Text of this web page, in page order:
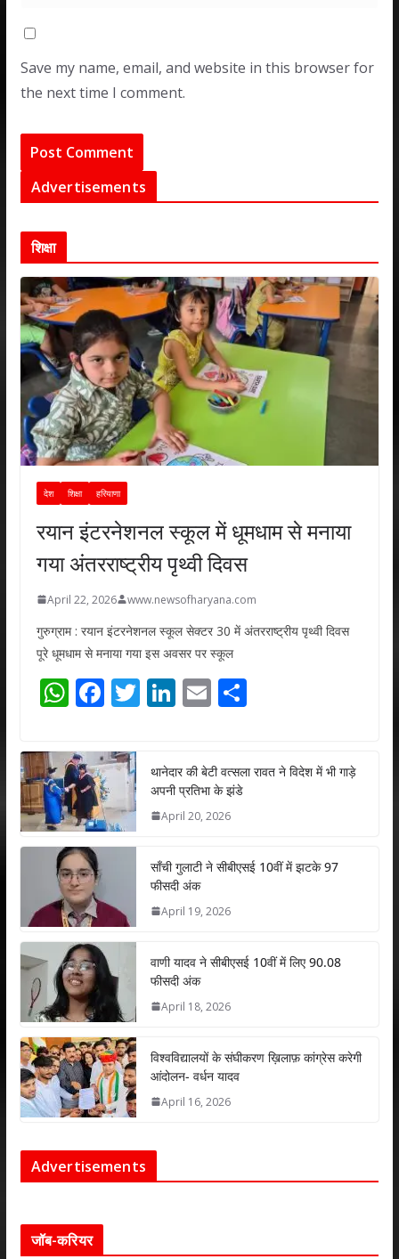
Save my name, email, and website in this browser for
the next time I comment.
Advertisements
शिक्षा
देश शिक्षा हरियाणा
रयान इंटरनेशनल स्कूल में धूमधाम से मनाया
गया अंतरराष्ट्रीय पृथ्वी दिवस
April 22, 2026 www.newsofharyana.com
गुरुग्राम : रयान इंटरनेशनल स्कूल सेक्टर 30 में अंतरराष्ट्रीय पृथ्वी दिवस
पूरे धूमधाम से मनाया गया इस अवसर पर स्कूल
W
at
s
A
p
p
F
e
b
o
o
T
er
Li
e
dI
E
l
S
e
थानेदार की बेटी वत्सला रावत ने विदेश में भी गाड़े
अपनी प्रतिभा के झंडे
April 20, 2026
साँची गुलाटी ने सीबीएसई 10वीं में झटके 97
फीसदी अंक
April 19, 2026
वाणी यादव ने सीबीएसई 10वीं में लिए 90.08
फीसदी अंक
April 18, 2026
विश्वविद्यालयों के संघीकरण ख़िलाफ़ कांग्रेस करेगी
आंदोलन- वर्धन यादव
April 16, 2026
Advertisements
जॉब-करियर